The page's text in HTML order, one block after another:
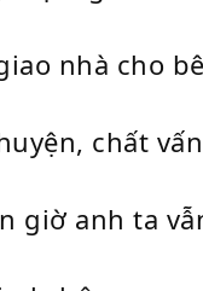
nhà cho
chất
giờ anh ta